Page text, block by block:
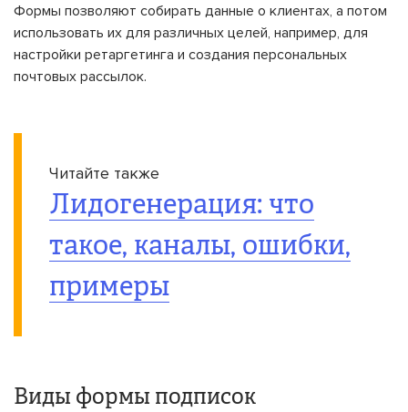
Формы позволяют собирать данные о клиентах, а потом
использовать их для различных целей, например, для
настройки ретаргетинга и создания персональных
почтовых рассылок.
Читайте также
Лидогенерация: что
такое, каналы, ошибки,
примеры
Виды формы подписок